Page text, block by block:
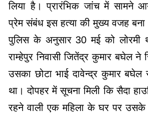
लिया है। प्रारंभिक जांच में सामने
प्रेम संबंध इस हत्या की मुख्य वजह
पुलिस के अनुसार 30 मई को लोरमी
राम्हेपुर निवासी जितेंद्र कुमार बघेल ने
उसका छोटा भाई दावेन्द्र कुमार
था। दोपहर में सूचना मिली कि सैदा
रहने वाली एक महिला के घर पर उसके